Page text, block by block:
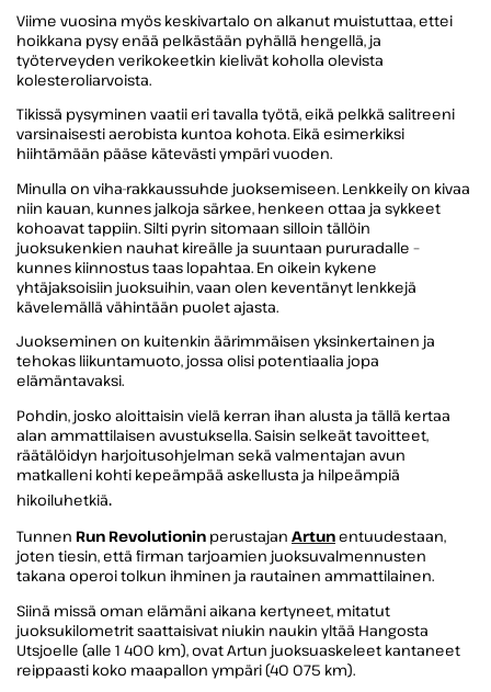
Viime vuosina myös keskivartalo on alkanut muistuttaa, ettei
hoikkana pysy enää pelkästään pyhällä hengellä, ja
työterveyden verikokeetkin kielivät koholla olevista
kolesteroliarvoista.
Tikissä pysyminen vaatii eri tavalla työtä, eikä pelkkä salitreeni
varsinaisesti aerobista kuntoa kohota. Eikä esimerkiksi
hiihtämään pääse kätevästi ympäri vuoden.
Minulla on viha-rakkaussuhde juoksemiseen. Lenkkeily on kivaa
niin kauan, kunnes jalkoja särkee, henkeen ottaa ja sykkeet
kohoavat tappiin. Silti pyrin sitomaan silloin tällöin
juoksukenkien nauhat kireälle ja suuntaan pururadalle –
kunnes kiinnostus taas lopahtaa. En oikein kykene
yhtäjaksoisiin juoksuihin, vaan olen keventänyt lenkkejä
kävelemällä vähintään puolet ajasta.
Juokseminen on kuitenkin äärimmäisen yksinkertainen ja
tehokas liikuntamuoto, jossa olisi potentiaalia jopa
elämäntavaksi.
Pohdin, josko aloittaisin vielä kerran ihan alusta ja tällä kertaa
alan ammattilaisen avustuksella. Saisin selkeät tavoitteet,
räätälöidyn harjoitusohjelman sekä valmentajan avun
matkalleni kohti kepeämpää askellusta ja hilpeämpiä
hikoiluhetkiä.
Tunnen Run Revolutionin perustajan Artunentuudestaan,
joten tiesin, että firman tarjoamien juoksuvalmennusten
takana operoi tolkun ihminen ja rautainen ammattilainen.
Siinä missä oman elämäni aikana kertyneet, mitatut
juoksukilometrit saattaisivat niukin naukin yltää Hangosta
Utsjoelle (alle 1 400 km), ovat Artun juoksuaskeleet kantaneet
reippaasti koko maapallon ympäri (40 075 km).